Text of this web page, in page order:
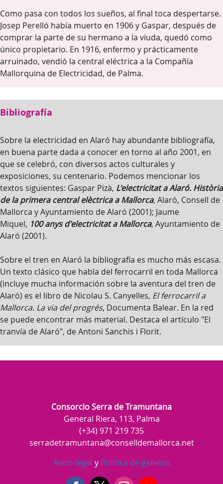
Como pasa con todos los sueños, al final toca despertarse.
Josep Perelló había muerto en 1906 y Gaspar, después de
comprar la parte de su hermano a la viuda, quedó como
único propietario. En 1916, enfermo y prácticamente
arruinado, vendió la central eléctrica a la Compañía
Mallorquina de Electricidad, de Palma.
Bibliografía
Sobre la electricidad en Alaró hay abundante bibliografía,
en buena parte dada a conocer en torno al año 2001, en
que se celebró, con diversos actos culturales y
exposiciones, su centenario. Podemos mencionar los
textos siguientes: Gaspar Pizà, L'electricitat a Alaró. Història
de la primera central elèctrica a Mallorca, Alaró, Consell de
Mallorca y Ayuntamiento de Alaró (2001); Jaume
Miquel, 100 anys d'electricitat a Mallorca, Ayuntamiento de
Alaró (2001).
Sobre el tren en Alaró la bibliografía es mucho más escasa.
Un texto clásico que habla del ferrocarril en toda Mallorca
(incluye mucha información sobre la aventura del tren de
Alaró) es el libro de Nicolau S. Canyelles, El ferrocarril a
Mallorca. La via del progrés, Documenta Balear. En la red
se puede encontrar más material. Destaca el artículo "El
tranvía de Alaró", de Antoni Sanchis i Florit.
Consorcio Serra de Tramuntana
General Riera, 113, Palma
(+34) 971 219 735
serradetramuntana@conselldemallorca.net
Aviso legal yPolítica de galletas